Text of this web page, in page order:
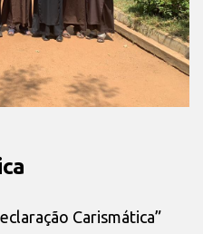
Carismática”